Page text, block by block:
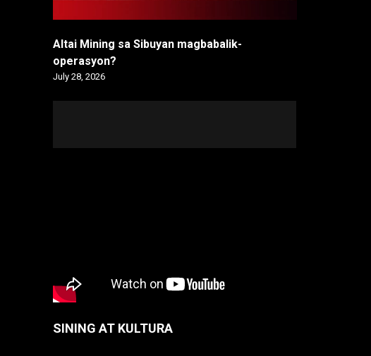
Altai Mining sa Sibuyan magbabalik-
operasyon?
July 28, 2026
SINING AT KULTURA